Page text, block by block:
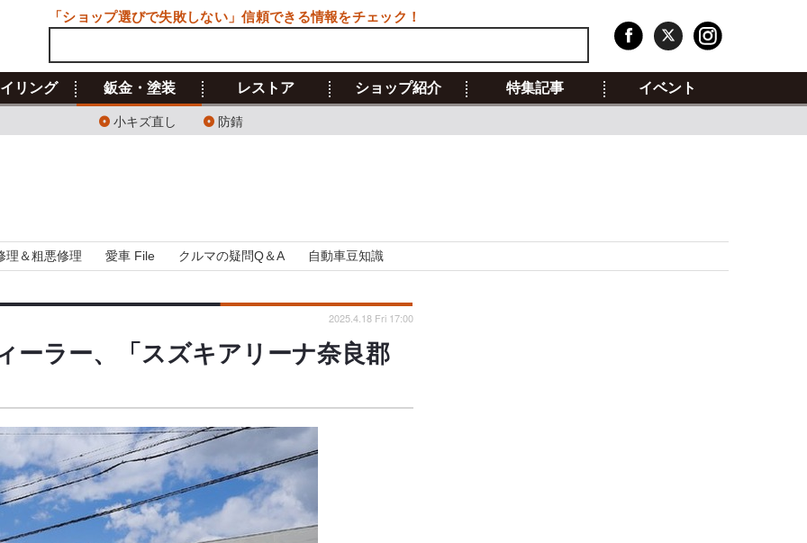
リング 鈑金・塗装
小キズ直し 防錆
レストア ショップ紹介 特集記事 イベント
理＆粗悪修理 愛車 File クルマの疑問Q＆A 自動車豆知識
ーラー、「スズキアリーナ奈良郡
2025.4.18 Fri 17:00
「ショップ選びで失敗しない」信頼できる情報をチェック！